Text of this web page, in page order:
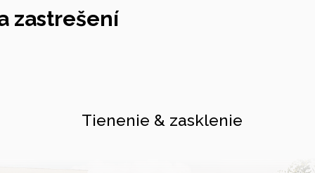
zastrešení
Tienenie & zasklenie